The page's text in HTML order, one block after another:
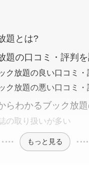
題とは?
題の口コミ・評判を
ク放題の良い口コミ・
ク放題の悪い口コミ・
らわかるブック放
の取り扱いが多い
もっと見る